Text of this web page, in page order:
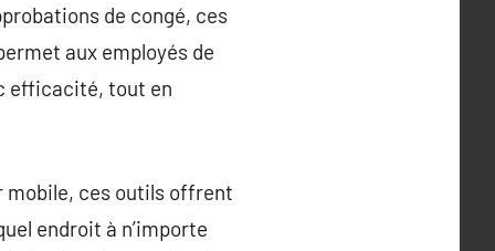
de congé, ces
aux employés de
efficacité, tout en
mobile, ces outils offrent
endroit à n’importe